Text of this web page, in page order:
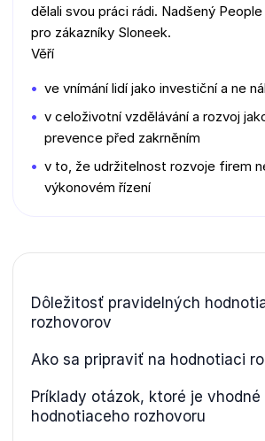
dělali svou práci rádi. Nadšený
pro zákazníky Sloneek.
Věří
ve vnímání lidí jako investiční a ne
v celoživotní vzdělávání a rozvoj
prevence před zakrněním
v to, že udržitelnost rozvoje firem
výkonovém řízení
Dôležitosť pravidelných
rozhovorov
Ako sa pripraviť na hodnotiaci
Príklady otázok, ktoré je
hodnotiaceho rozhovoru